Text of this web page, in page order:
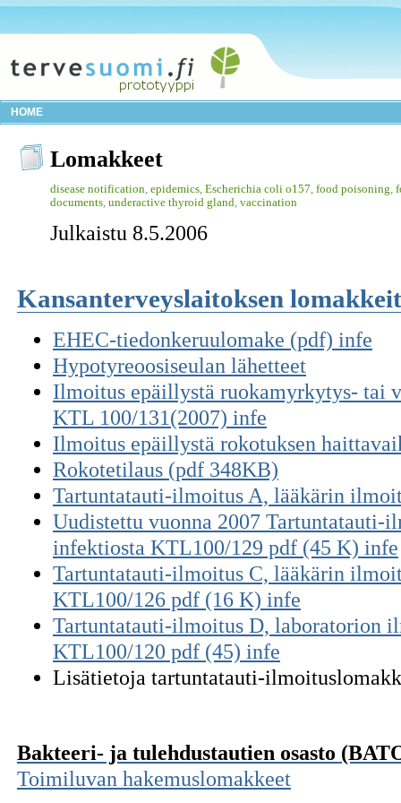
HOME
Lomakkeet
disease notification epidemics Escherichia coli o157 food poisoning
documents underactive thyroid gland vaccination
Julkaistu 8.5.2006
Kansanterveyslaitoksen
EHEC-tiedonkeruulomake (pdf) infe
Hypotyreoosiseulan lähetteet
Ilmoitus epäillystä ruokamyrkytys- tai
KTL 100/131(2007) infe
Ilmoitus epäillystä rokotuksen
Rokotetilaus (pdf 348KB)
Tartuntatauti-ilmoitus A, lääkärin
Uudistettu vuonna 2007
infektiosta KTL100/129 pdf (45 K) infe
Tartuntatauti-ilmoitus C, lääkärin
KTL100/126 pdf (16 K) infe
Tartuntatauti-ilmoitus D, laboratorion
KTL100/120 pdf (45) infe
Lisätietoja tartuntatauti-
Bakteeri- ja tulehdustautien osasto
Toimiluvan hakemuslomakkeet